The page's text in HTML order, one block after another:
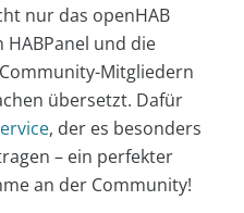
nur das openHAB
und die
Mitgliedern
übersetzt. Dafür
, der es besonders
– ein perfekter
an der Community!